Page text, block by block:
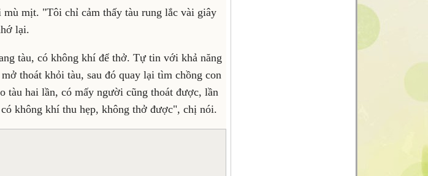
mịt. "Tôi chỉ cảm thấy tàu rung lắc vài giây
lại.
tàu, có không khí để thở. Tự tin với khả năng
thoát khỏi tàu, sau đó quay lại tìm chồng con
tàu hai lần, có mấy người cũng thoát được, lần
không khí thu hẹp, không thở được", chị nói.